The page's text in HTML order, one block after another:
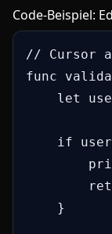
Code-Beispiel:
// Cursor
func
let
if
    }